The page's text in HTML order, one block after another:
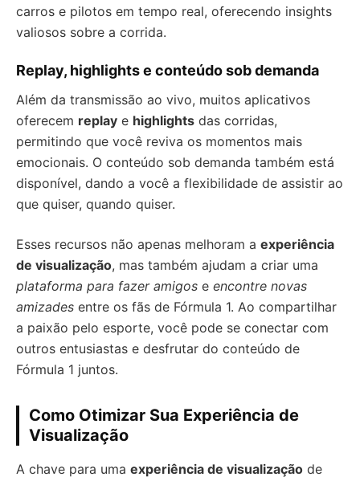
carros e pilotos em tempo real, oferecendo insights
valiosos sobre a corrida.
Replay, highlights e conteúdo sob demanda
Além da transmissão ao vivo, muitos aplicativos
oferecem replay e highlights das corridas,
permitindo que você reviva os momentos mais
emocionais. O conteúdo sob demanda também está
disponível, dando a você a flexibilidade de assistir ao
que quiser, quando quiser.
Esses recursos não apenas melhoram a experiência
de visualização, mas também ajudam a criar uma
plataforma para fazer amigos e encontre novas
amizades entre os fãs de Fórmula 1. Ao compartilhar
a paixão pelo esporte, você pode se conectar com
outros entusiastas e desfrutar do conteúdo de
Fórmula 1 juntos.
Como Otimizar Sua Experiência de
Visualização
A chave para uma experiência de visualização de